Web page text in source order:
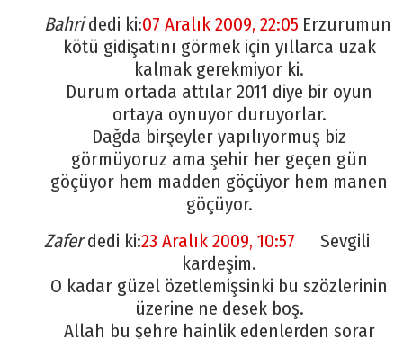
Bahri dedi ki:07 Aralık 2009, 22:05 Erzurumun
kötü gidişatını görmek için yıllarca uzak
kalmak gerekmiyor ki.
Durum ortada attılar 2011 diye bir oyun
ortaya oynuyor duruyorlar.
Dağda birşeyler yapılıyormuş biz
görmüyoruz ama şehir her geçen gün
göçüyor hem madden göçüyor hem manen
göçüyor.
Zafer dedi ki:23 Aralık 2009, 10:57
Sevgili
kardeşim.
O kadar güzel özetlemişsinki bu szözlerinin
üzerine ne desek boş.
Allah bu şehre hainlik edenlerden sorar